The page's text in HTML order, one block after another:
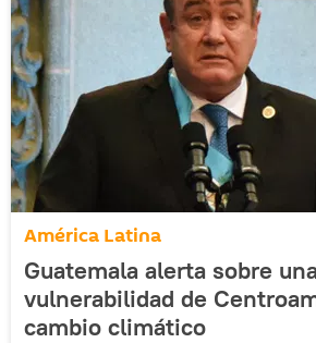
América Latina
Guatemala alerta sobre
vulnerabilidad de
cambio climático